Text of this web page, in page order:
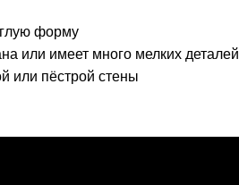
форму
или имеет много мелких деталей
или пёстрой стены